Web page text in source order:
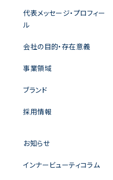
代表メッセージ・プロフィー
ル
会社の目的・存在意義
事業領域
ブランド
採用情報
お知らせ
インナービューティコラム